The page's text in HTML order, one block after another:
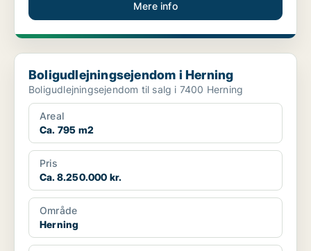
Mere info
Boligudlejningsejendom i Herning
Boligudlejningsejendom i Herning
Boligudlejningsejendom til salg i 7400 Herning
Areal
Ca. 795 m2
Pris
Ca. 8.250.000 kr.
Område
Herning